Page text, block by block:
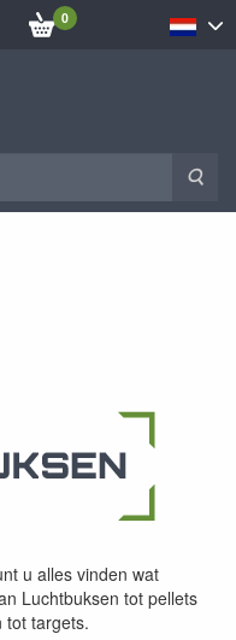
0
u alles vinden wat
Luchtbuksen tot pellets
tot targets.